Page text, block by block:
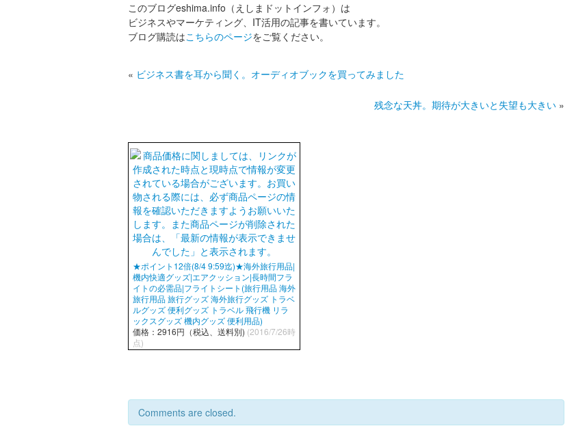
このブログeshima.info（えしまドットインフォ）は
ビジネスやマーケティング、IT活用の記事を書いています。
ブログ購読はこちらのページをご覧ください。
« ビジネス書を耳から聞く。オーディオブックを買ってみました
残念な天丼。期待が大きいと失望も大きい »
★ポイント12倍(8/4 9:59迄)★海外旅行用品|
機内快適グッズ|エアクッション|長時間フラ
イトの必需品|フライトシート(旅行用品 海外
旅行用品 旅行グッズ 海外旅行グッズ トラベ
ルグッズ 便利グッズ トラベル 飛行機 リラ
ックスグッズ 機内グッズ 便利用品)
価格：2916円（税込、送料別) (2016/7/26時
点)
Comments are closed.